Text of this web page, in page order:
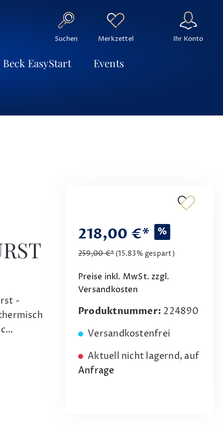
Beck EasyStart Events
Suchen Merkzettel Ihr Konto
-
218,00 €* %
259,00 €* (15.83% gespart)
Preise inkl. MwSt. zzgl.
Versandkosten
Produktnummer: 224890
Versandkostenfrei
Aktuell nicht lagernd, auf
Anfrage